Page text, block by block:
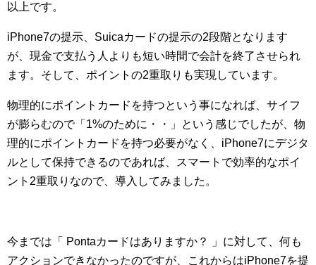
以上です。
iPhone7の提示、Suicaカードの提示の2段階となります
が、現金で支払う人よりも短い時間で会計を終了させられ
ます。そして、ポイントの2重取りも実現しています。
物理的にポイントカードを持つという事になれば、サイフ
が膨らむので「1%のために・・」という感じでしたが、物
理的にポイントカードを持つ必要がなく、iPhone7にデジタ
ルとして保持できるのであれば、スマートで効率的なポイ
ント2重取りなので、導入してみました。
今までは「 Pontaカードはありますか？ 」に対して、何も
アクションできなかったのですが、これからはiPhone7を提